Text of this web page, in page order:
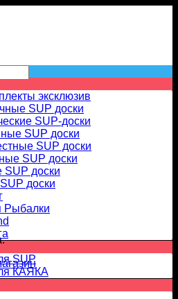
эксклюзив
SUP доски
SUP-доски
SUP доски
SUP доски
SUP доски
доски
доски
Рыбалки
SUP
КАЯКА